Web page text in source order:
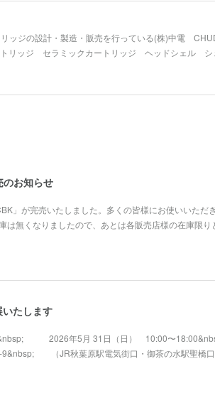
リッジの設計・製造・販売を行っている(株)中電
リッジ セラミックカートリッジ ヘッドシェル シェ
のお知らせ
」が完売いたしました。多くの皆様にお使いいただ
は無くなりましたので、あとは各販売店様の在庫限り
たします
2026年5月 31日（日） 10:00〜
9&nbsp; （JR秋葉原駅電気街口・御茶の水駅聖橋口